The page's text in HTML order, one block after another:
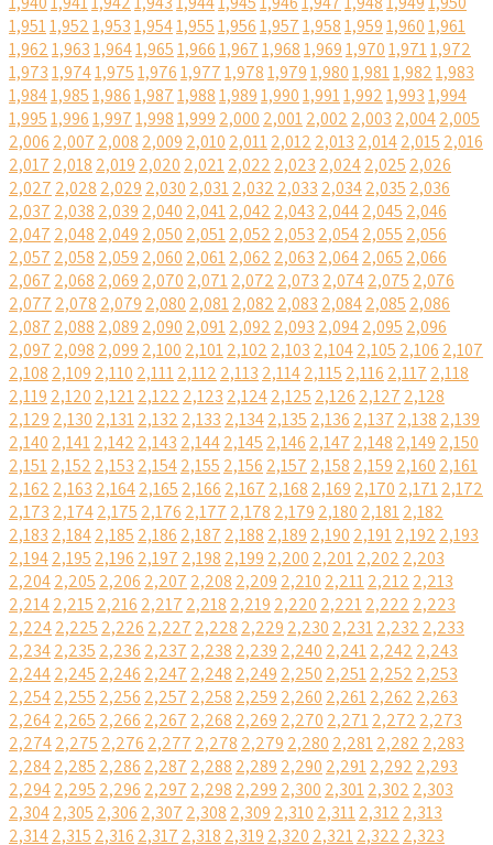
1,9511,9521,9531,9541,9551,9561,9571,9581,9591,9601,961
1,9621,9631,9641,9651,9661,9671,9681,9691,9701,9711,972
1,9731,9741,9751,9761,9771,9781,9791,9801,9811,9821,983
1,9841,9851,9861,9871,9881,9891,9901,9911,9921,9931,994
1,9951,9961,9971,9981,999 2,000 2,0012,002 2,003 2,0042,005
2,006 2,007 2,008 2,009 2,010 2,0112,012 2,013 2,0142,015 2,016
2,017 2,018 2,019 2,020 2,0212,022 2,023 2,0242,025 2,026
2,027 2,028 2,029 2,030 2,0312,032 2,033 2,0342,035 2,036
2,037 2,038 2,039 2,040 2,0412,042 2,043 2,0442,045 2,046
2,047 2,048 2,049 2,050 2,0512,052 2,053 2,0542,055 2,056
2,057 2,058 2,059 2,060 2,0612,062 2,063 2,0642,065 2,066
2,067 2,068 2,069 2,070 2,0712,072 2,073 2,0742,075 2,076
2,077 2,078 2,079 2,080 2,0812,082 2,083 2,0842,085 2,086
2,087 2,088 2,089 2,090 2,0912,092 2,093 2,0942,095 2,096
2,097 2,098 2,099 2,100 2,1012,102 2,103 2,1042,105 2,106 2,107
2,108 2,109 2,110 2,1112,112 2,113 2,1142,115 2,116 2,117 2,118
2,119 2,120 2,1212,122 2,123 2,1242,125 2,126 2,127 2,128
2,129 2,130 2,1312,132 2,133 2,1342,135 2,136 2,137 2,138 2,139
2,140 2,1412,142 2,143 2,1442,145 2,146 2,147 2,148 2,149 2,150
2,1512,152 2,153 2,1542,155 2,156 2,157 2,158 2,159 2,160 2,161
2,162 2,163 2,1642,165 2,166 2,167 2,168 2,169 2,170 2,1712,172
2,173 2,1742,175 2,176 2,177 2,178 2,179 2,180 2,1812,182
2,183 2,1842,185 2,186 2,187 2,188 2,189 2,190 2,1912,192 2,193
2,1942,195 2,196 2,197 2,198 2,199 2,200 2,2012,202 2,203
2,2042,205 2,206 2,207 2,208 2,209 2,210 2,2112,212 2,213
2,2142,215 2,216 2,217 2,218 2,219 2,220 2,2212,222 2,223
2,2242,225 2,226 2,227 2,228 2,229 2,230 2,2312,232 2,233
2,2342,235 2,236 2,237 2,238 2,239 2,240 2,2412,242 2,243
2,2442,245 2,246 2,247 2,248 2,249 2,250 2,2512,252 2,253
2,2542,255 2,256 2,257 2,258 2,259 2,260 2,2612,262 2,263
2,2642,265 2,266 2,267 2,268 2,269 2,270 2,2712,272 2,273
2,2742,275 2,276 2,277 2,278 2,279 2,280 2,2812,282 2,283
2,2842,285 2,286 2,287 2,288 2,289 2,290 2,2912,292 2,293
2,2942,295 2,296 2,297 2,298 2,299 2,300 2,3012,302 2,303
2,3042,305 2,306 2,307 2,308 2,309 2,310 2,3112,312 2,313
2,3142,315 2,316 2,317 2,318 2,319 2,320 2,3212,322 2,323